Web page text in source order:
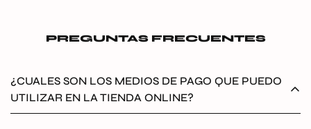
PREGUNTAS FRECUENTES
¿CUALES SON LOS MEDIOS DE PAGO QUE PUEDO
UTILIZAR EN LA TIENDA ONLINE?